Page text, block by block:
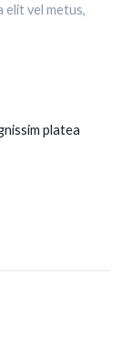
elit vel metus,
platea